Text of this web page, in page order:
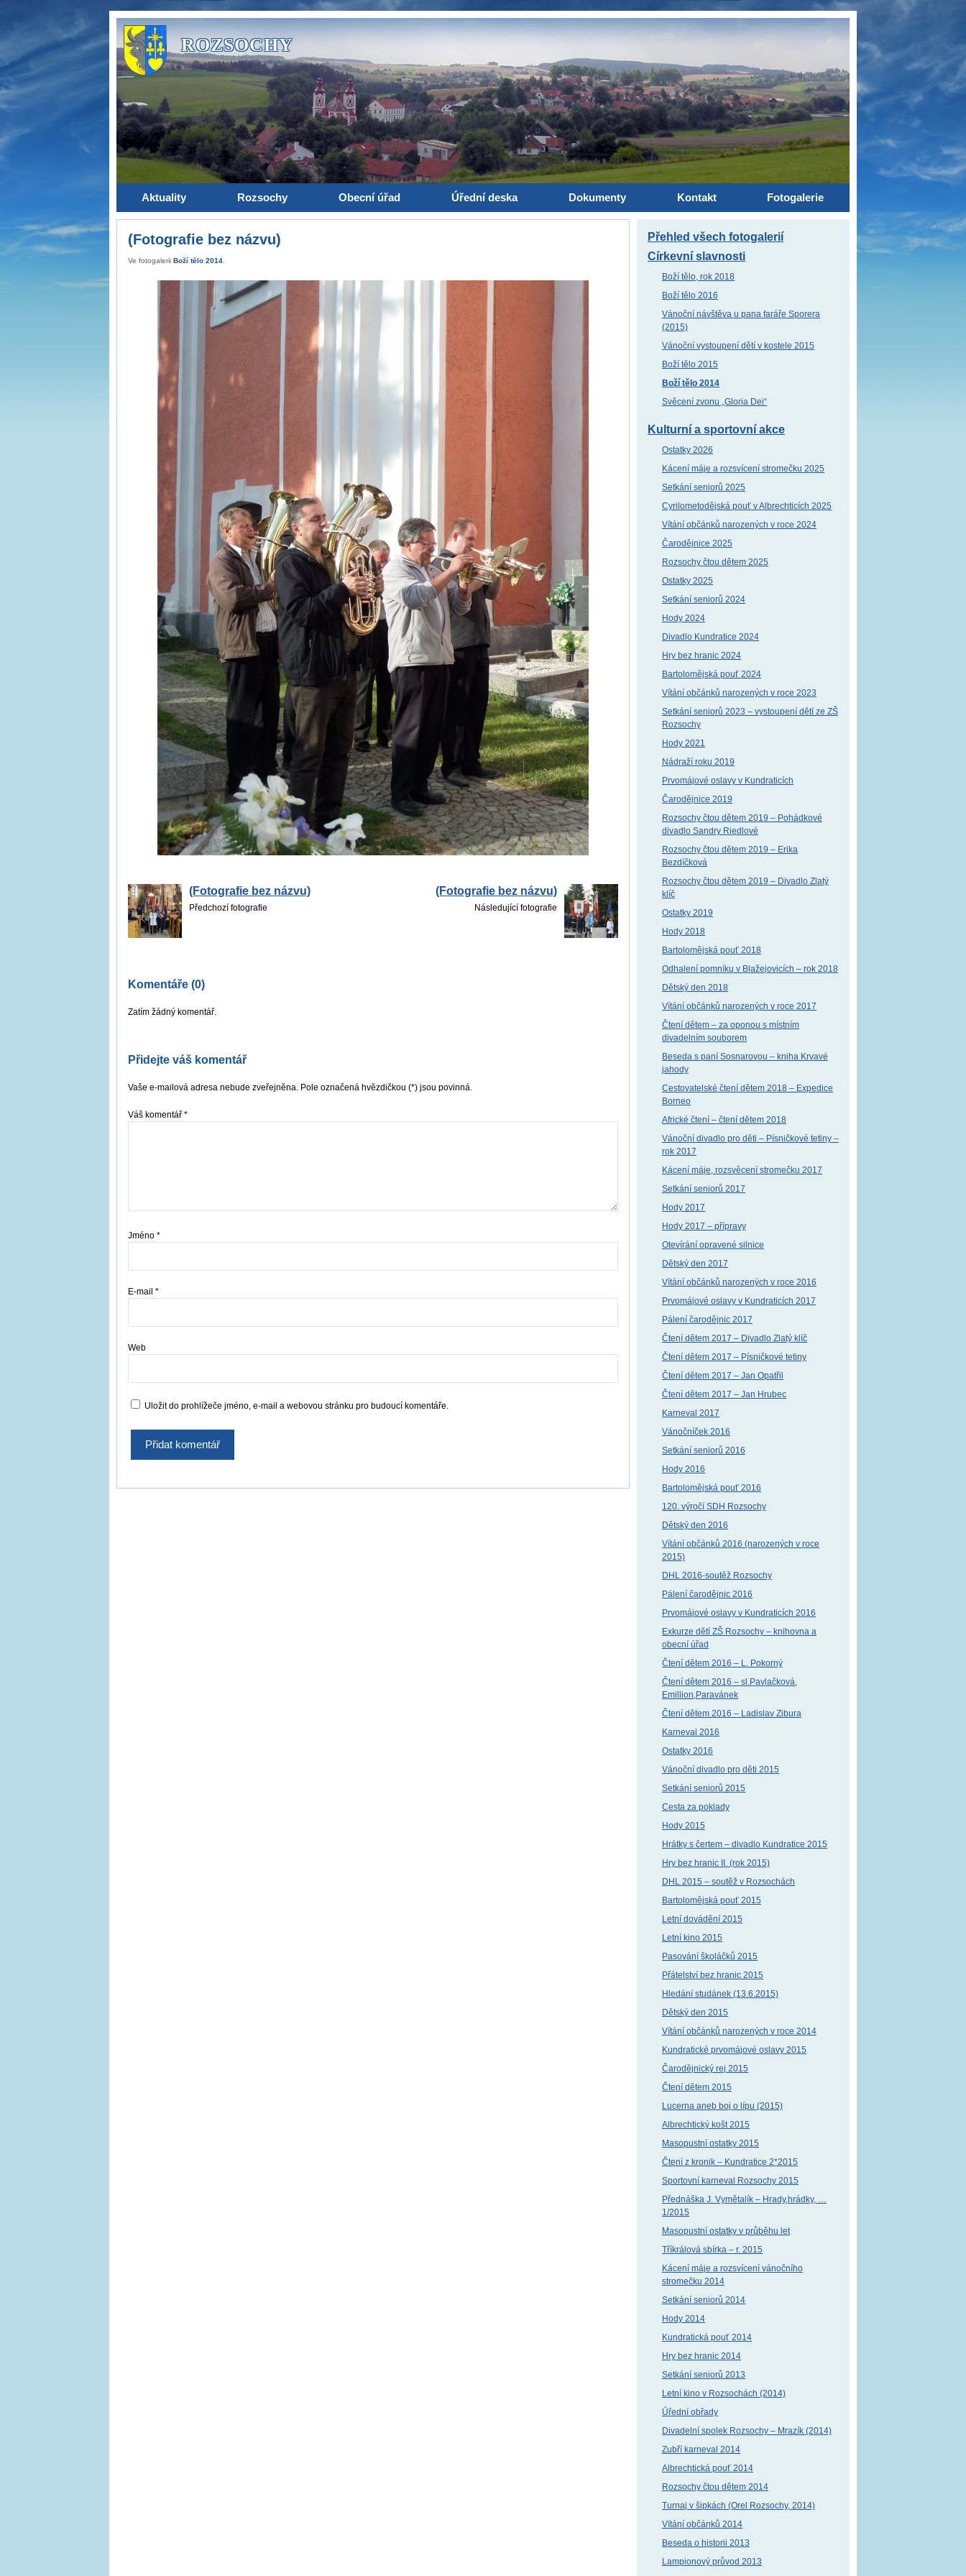
ROZSOCHY
Aktuality Rozsochy Obecní úřad Úřední deska Dokumenty Kontakt Fotogalerie
(Fotografie bez názvu)
Ve fotogalerii Boží tělo 2014
(Fotografie bez názvu)
Předchozí fotografie
(Fotografie bez názvu)
Následující fotografie
Komentáře (0)
Zatím žádný komentář.
Přidejte váš komentář
Vaše e-mailová adresa nebude zveřejněna. Pole označená hvězdičkou (*) jsou povinná.
Váš komentář *
Jméno *
E-mail *
Web
Uložit do prohlížeče jméno, e-mail a webovou stránku pro budoucí komentáře.
Přehled všech fotogalerií
Církevní slavnosti
Boží tělo, rok 2018
Boží tělo 2016
Vánoční návštěva u pana faráře Sporera
(2015)
Vánoční vystoupení dětí v kostele 2015
Boží tělo 2015
Boží tělo 2014
Svěcení zvonu „Gloria Dei“
Kulturní a sportovní akce
Ostatky 2026
Kácení máje a rozsvícení stromečku 2025
Setkání seniorů 2025
Cyrilometodějská pouť v Albrechticích 2025
Vítání občánků narozených v roce 2024
Čarodějnice 2025
Rozsochy čtou dětem 2025
Ostatky 2025
Setkání seniorů 2024
Hody 2024
Divadlo Kundratice 2024
Hry bez hranic 2024
Bartolomějská pouť 2024
Vítání občánků narozených v roce 2023
Setkání seniorů 2023 – vystoupení dětí ze ZŠ
Rozsochy
Hody 2021
Nádraží roku 2019
Prvomájové oslavy v Kundraticích
Čarodějnice 2019
Rozsochy čtou dětem 2019 – Pohádkové
divadlo Sandry Riedlové
Rozsochy čtou dětem 2019 – Erika
Bezdíčková
Rozsochy čtou dětem 2019 – Divadlo Zlatý
klíč
Ostatky 2019
Hody 2018
Bartolomějská pouť 2018
Odhalení pomníku v Blažejovicích – rok 2018
Dětský den 2018
Vítání občánků narozených v roce 2017
Čtení dětem – za oponou s místním
divadelním souborem
Beseda s paní Sosnarovou – kniha Krvavé
jahody
Cestovatelské čtení dětem 2018 – Expedice
Borneo
Africké čtení – čtení dětem 2018
Vánoční divadlo pro děti – Písničkové tetiny –
rok 2017
Kácení máje, rozsvěcení stromečku 2017
Setkání seniorů 2017
Hody 2017
Hody 2017 – přípravy
Otevírání opravené silnice
Dětský den 2017
Vítání občánků narozených v roce 2016
Prvomájové oslavy v Kundraticích 2017
Pálení čarodějnic 2017
Čtení dětem 2017 – Divadlo Zlatý klíč
Čtení dětem 2017 – Písničkové tetiny
Čtení dětem 2017 – Jan Opatřil
Čtení dětem 2017 – Jan Hrubec
Karneval 2017
Vánočníček 2016
Setkání seniorů 2016
Hody 2016
Bartolomějská pouť 2016
120. výročí SDH Rozsochy
Dětský den 2016
Vítání občánků 2016 (narozených v roce
2015)
DHL 2016-soutěž Rozsochy
Pálení čarodějnic 2016
Prvomájové oslavy v Kundraticích 2016
Exkurze dětí ZŠ Rozsochy – knihovna a
obecní úřad
Čtení dětem 2016 – L. Pokorný
Čtení dětem 2016 – sl.Pavlačková,
Emillion,Paravánek
Čtení dětem 2016 – Ladislav Zibura
Karneval 2016
Ostatky 2016
Vánoční divadlo pro děti 2015
Setkání seniorů 2015
Cesta za poklady
Hody 2015
Hrátky s čertem – divadlo Kundratice 2015
Hry bez hranic II. (rok 2015)
DHL 2015 – soutěž v Rozsochách
Bartolomějská pouť 2015
Letní dovádění 2015
Letní kino 2015
Pasování školáčků 2015
Přátelství bez hranic 2015
Hledání studánek (13.6.2015)
Dětský den 2015
Vítání občánků narozených v roce 2014
Kundratické prvomájové oslavy 2015
Čarodějnický rej 2015
Čtení dětem 2015
Lucerna aneb boj o lípu (2015)
Albrechtický košt 2015
Masopustní ostatky 2015
Čtení z kronik – Kundratice 2*2015
Sportovní karneval Rozsochy 2015
Přednáška J. Vymětalík – Hrady,hrádky, …
1/2015
Masopustní ostatky v průběhu let
Tříkrálová sbírka – r. 2015
Kácení máje a rozsvícení vánočního
stromečku 2014
Setkání seniorů 2014
Hody 2014
Kundratická pouť 2014
Hry bez hranic 2014
Setkání seniorů 2013
Letní kino v Rozsochách (2014)
Úřední obřady
Divadelní spolek Rozsochy – Mrazík (2014)
Zubří karneval 2014
Albrechtická pouť 2014
Rozsochy čtou dětem 2014
Turnaj v šipkách (Orel Rozsochy, 2014)
Vítání občánků 2014
Beseda o historii 2013
Lampionový průvod 2013